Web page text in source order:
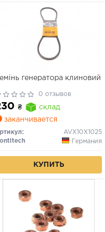
генератора клиновий
0 отзывов
₴
склад
заканчивается
AVX10X1025
Германия
КУПИТЬ